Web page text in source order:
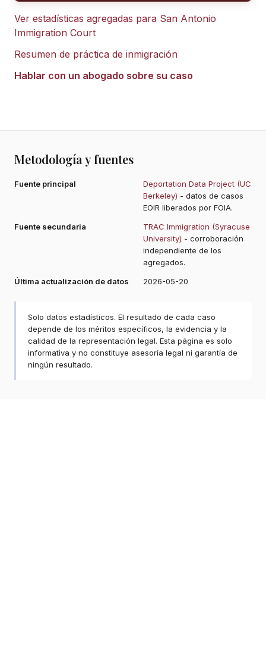
Ver estadísticas agregadas para San Antonio
Immigration Court
Resumen de práctica de inmigración
Hablar con un abogado sobre su caso
Metodología y fuentes
Fuente principal
Deportation Data Project (UC
Berkeley) - datos de casos
EOIR liberados por FOIA.
Fuente secundaria
TRAC Immigration (Syracuse
University) - corroboración
independiente de los
agregados.
Última actualización de datos
2026-05-20
Solo datos estadísticos. El resultado de cada caso
depende de los méritos específicos, la evidencia y la
calidad de la representación legal. Esta página es solo
informativa y no constituye asesoría legal ni garantía de
ningún resultado.